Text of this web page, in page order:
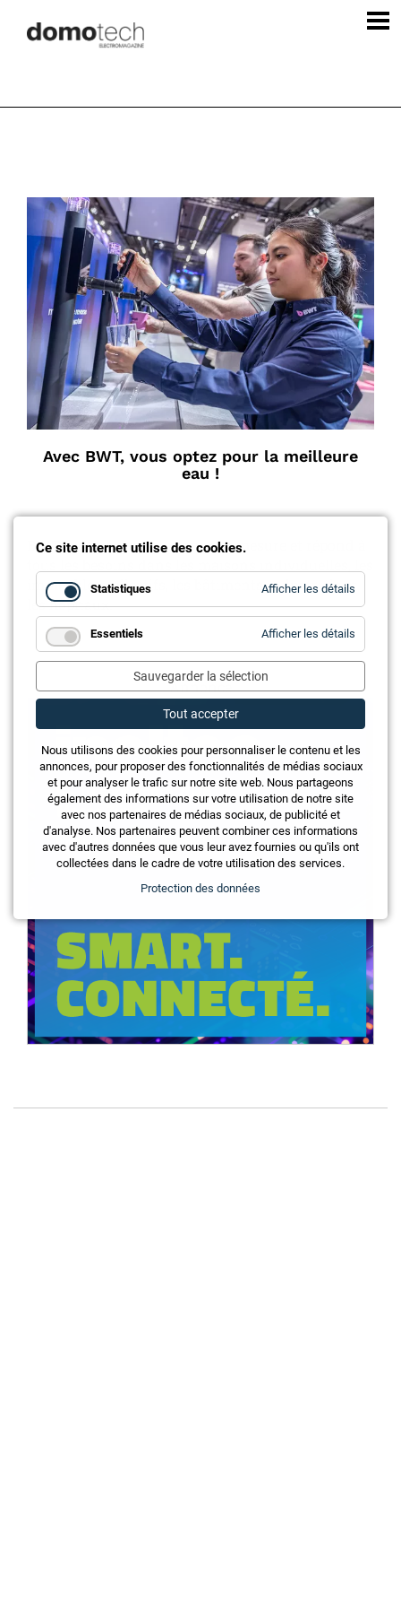
Avec BWT, vous optez pour la meilleure
eau !
BWT fournit des solutions sur mesure et répond à
immeubles collectifs, les bâtiments industriels et
les hôpitaux.
Annonce
Ce site internet utilise des cookies.
Statistiques Afficher les détails
Essentiels Afficher les détails
Sauvegarder la sélection
Tout accepter
Nous utilisons des cookies pour personnaliser le contenu et les
annonces, pour proposer des fonctionnalités de médias sociaux
et pour analyser le trafic sur notre site web. Nous partageons
également des informations sur votre utilisation de notre site
avec nos partenaires de médias sociaux, de publicité et
d'analyse. Nos partenaires peuvent combiner ces informations
avec d'autres données que vous leur avez fournies ou qu'ils ont
collectées dans le cadre de votre utilisation des services.
Protection des données